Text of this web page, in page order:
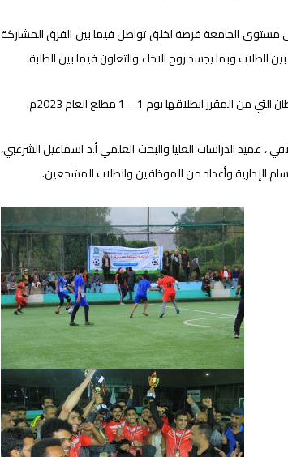
مستوى الجامعة فرصة لخلق تواصل فيما بين الفرق المشاركة
الطلاب وبما يجسد روح الاخاء والتعاون فيما بين الطلبة.
انطلاقها يوم 1 – 1 مطلع العام 2023م.
، عميد الدراسات العليا والبحث العلمي أ.د اسماعيل الشرعبي،
الإدارية وأعداد من الموظفين والطلاب المشجعين.